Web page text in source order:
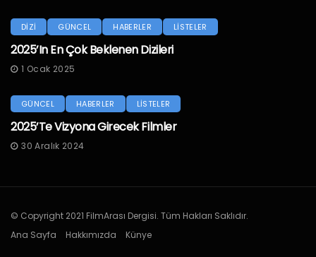
DİZİ GÜNCEL HABERLER LİSTELER
2025’in En Çok Beklenen Dizileri
1 Ocak 2025
GÜNCEL HABERLER LİSTELER
2025’te Vizyona Girecek Filmler
30 Aralık 2024
© Copyright 2021 FilmArası Dergisi. Tüm Hakları Saklıdır.
Ana Sayfa
Hakkımızda Künye